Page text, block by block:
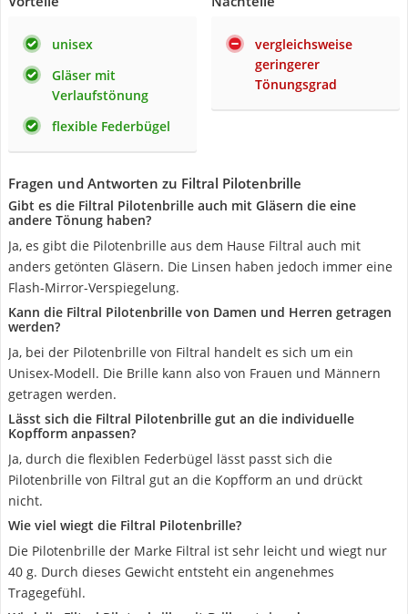
unisex
Gläser mit
Verlaufstönung
flexible Federbügel
vergleichsweise
geringerer
Tönungsgrad
Fragen und Antworten zu Filtral Pilotenbrille
Gibt es die Filtral Pilotenbrille auch mit Gläsern die eine
andere Tönung haben?
Ja, es gibt die Pilotenbrille aus dem Hause Filtral auch mit
anders getönten Gläsern. Die Linsen haben jedoch immer eine
Flash-Mirror-Verspiegelung.
Kann die Filtral Pilotenbrille von Damen und Herren getragen
werden?
Ja, bei der Pilotenbrille von Filtral handelt es sich um ein
Unisex-Modell. Die Brille kann also von Frauen und Männern
getragen werden.
Lässt sich die Filtral Pilotenbrille gut an die individuelle
Kopfform anpassen?
Ja, durch die flexiblen Federbügel lässt passt sich die
Pilotenbrille von Filtral gut an die Kopfform an und drückt
nicht.
Wie viel wiegt die Filtral Pilotenbrille?
Die Pilotenbrille der Marke Filtral ist sehr leicht und wiegt nur
40 g. Durch dieses Gewicht entsteht ein angenehmes
Tragegefühl.